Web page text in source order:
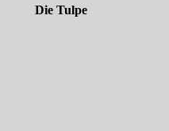
Die Tulpe